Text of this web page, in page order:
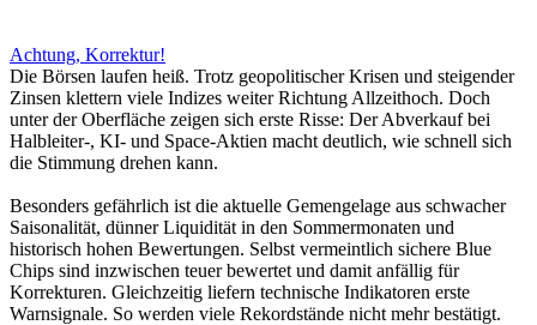
Achtung, Korrektur!
Die Börsen laufen heiß. Trotz geopolitischer Krisen und steigender
Zinsen klettern viele Indizes weiter Richtung Allzeithoch. Doch
unter der Oberfläche zeigen sich erste Risse: Der Abverkauf bei
Halbleiter-, KI- und Space-Aktien macht deutlich, wie schnell sich
die Stimmung drehen kann.
Besonders gefährlich ist die aktuelle Gemengelage aus schwacher
Saisonalität, dünner Liquidität in den Sommermonaten und
historisch hohen Bewertungen. Selbst vermeintlich sichere Blue
Chips sind inzwischen teuer bewertet und damit anfällig für
Korrekturen. Gleichzeitig liefern technische Indikatoren erste
Warnsignale. So werden viele Rekordstände nicht mehr bestätigt.